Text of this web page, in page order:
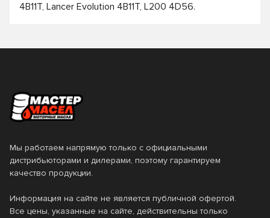
4B11T, Lancer Evolution 4B11T, L200 4D56.
Мы работаем напрямую только с официальными
дистрибьюторами и дилерами, поэтому гарантируем
качество продукции.
Информация на сайте не является публичной офертой.
Все цены, указанные на сайте, действительны только